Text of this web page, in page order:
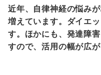
近年、自律神経の悩み
増えています。ダイエ
す。ほかにも、発達障
すので、活用の幅が広が